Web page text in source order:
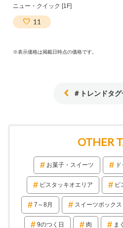
ニュー・クイック [1F]
11
※表示価格は掲載日時点の価格です。
＃トレンドタ
OTHER
お菓子・スイーツ
ピスタッキオエリア ピ
7～8月 スイーツボックス
9のつく日 肉 ま